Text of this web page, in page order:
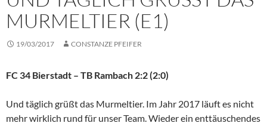
URMELTIER (E1)
19/03/2017 CONSTANZE PFEIFER
FC 34 Bierstadt – TB Rambach 2:2 (2:0)
Und täglich grüßt das Murmeltier. Im Jahr 2017 läuft es nicht
mehr wirklich rund für unser Team. Wieder ein enttäuschendes